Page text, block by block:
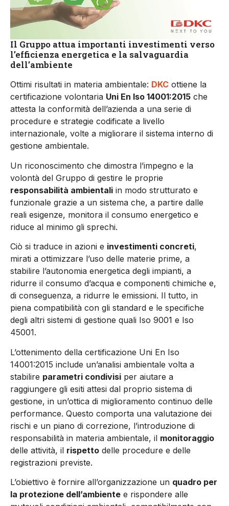
Il Gruppo attua importanti investimenti verso
l’efficienza energetica e la salvaguardia
dell’ambiente
Ottimi risultati in materia ambientale: DKC ottiene la
certificazione volontaria Uni En Iso 14001:2015 che
attesta la conformità dell’azienda a una serie di
procedure e strategie codificate a livello
internazionale, volte a migliorare il sistema interno di
gestione ambientale.
Un riconoscimento che dimostra l’impegno e la
volontà del Gruppo di gestire le proprie
responsabilità ambientali in modo strutturato e
funzionale grazie a un sistema che, a partire dalle
reali esigenze, monitora il consumo energetico e
riduce al minimo gli sprechi.
Ciò si traduce in azioni e investimenti concreti,
mirati a ottimizzare l’uso delle materie prime, a
stabilire l’autonomia energetica degli impianti, a
ridurre il consumo d’acqua e componenti chimiche e,
di conseguenza, a ridurre le emissioni. Il tutto, in
piena compatibilità con gli standard e le specifiche
degli altri sistemi di gestione quali Iso 9001 e Iso
45001.
L’ottenimento della certificazione Uni En Iso
14001:2015 include un’analisi ambientale volta a
stabilire parametri condivisi per aiutare a
raggiungere gli esiti attesi dal proprio sistema di
gestione, in un’ottica di miglioramento continuo delle
performance. Questo comporta una valutazione dei
rischi e un piano di correzione, l’introduzione di
responsabilità in materia ambientale, il monitoraggio
delle attività, il rispetto delle procedure e delle
registrazioni previste.
L’obiettivo è fornire all’organizzazione un quadro per
la protezione dell’ambiente e rispondere alle